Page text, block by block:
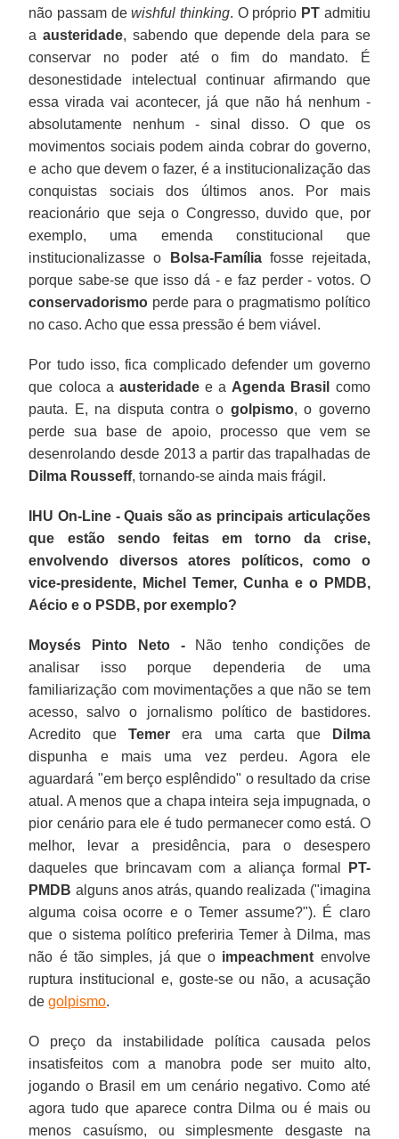
não passam dewishful thinking. O próprio PTadmitiu
aausteridade, sabendo que depende dela para se
conservar no poder até o fim do mandato. É
desonestidade intelectual continuar afirmando que
essa virada vai acontecer, já que não há nenhum -
absolutamente nenhum - sinal disso. O que os
movimentos sociais podem ainda cobrar do governo,
e acho que devem o fazer, é a institucionalização das
conquistas sociais dos últimos anos. Por mais
reacionário que seja o Congresso, duvido que, por
exemplo, uma emenda constitucional que
institucionalizasse o
Bolsa-Famíliafosse rejeitada,
porque sabe-se que isso dá - e faz perder - votos. O
conservadorismo perde para o pragmatismo político
no caso. Acho que essa pressão é bem viável.
Por tudo isso, fica complicado defender um governo
que coloca a austeridadee a Agenda Brasil
como
pauta. E, na disputa contra o golpismo, o governo
perde sua base de apoio, processo que vem se
desenrolando desde 2013 a partir das trapalhadas de
Dilma Rousseff, tornando-se ainda mais frágil.
IHU On-Line - Quais são as principais articulações
que estão sendo feitas em torno da crise,
envolvendo diversos atores políticos, como o
vice-presidente, Michel Temer, Cunha e o PMDB,
Aécio e o PSDB, por exemplo?
Moysés Pinto Neto -Não tenho condições de
analisar isso porque dependeria de uma
familiarização com movimentações a que não se tem
acesso, salvo o jornalismo político de bastidores.
Acredito queTemer era uma carta que
Dilma
dispunha e mais uma vez perdeu. Agora ele
aguardará "em berço esplêndido" o resultado da crise
atual. A menos que a chapa inteira seja impugnada, o
pior cenário para ele é tudo permanecer como está. O
melhor, levar a presidência, para o desespero
daqueles que brincavam com a aliança formal
PT-
PMDB alguns anos atrás, quando realizada ("imagina
alguma coisa ocorre e o Temer assume?"). É claro
que o sistema político preferiria Temer à Dilma, mas
não é tão simples, já que o impeachment envolve
ruptura institucional e, goste-se ou não, a acusação
degolpismo.
O preço da instabilidade política causada pelos
insatisfeitos com a manobra pode ser muito alto,
jogando o Brasil em um cenário negativo. Como até
agora tudo que aparece contra Dilma ou é mais ou
menos casuísmo, ou simplesmente desgaste na